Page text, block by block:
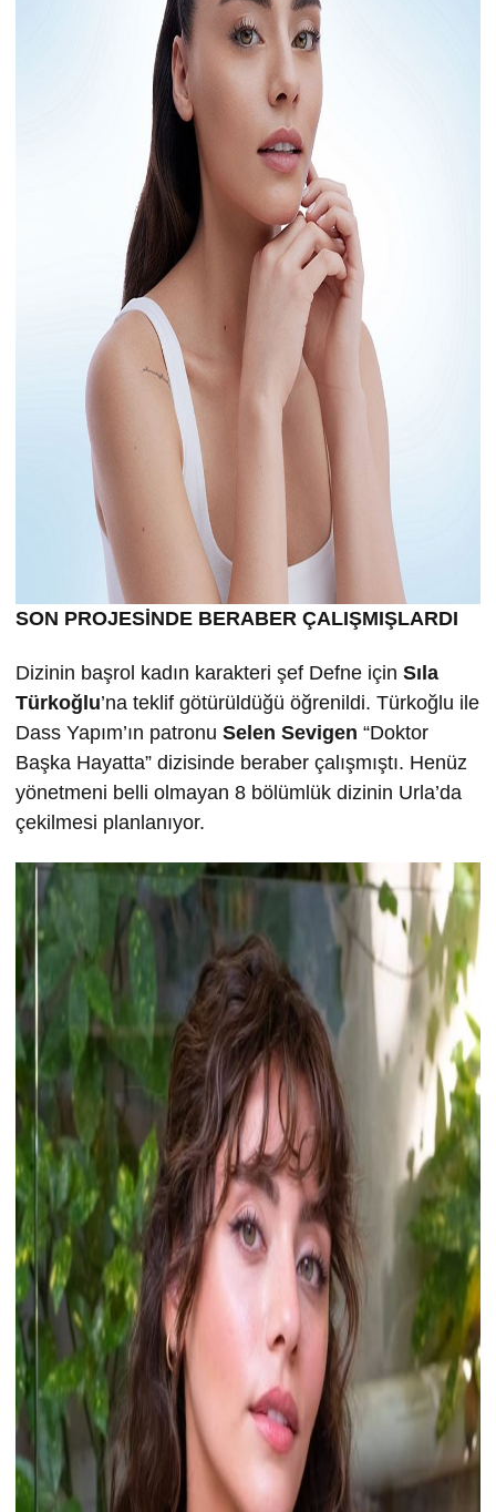
SON PROJESİNDE BERABER ÇALIŞMIŞLARDI
Dizinin başrol kadın karakteri şef Defne için Sıla
Türkoğlu’na teklif götürüldüğü öğrenildi. Türkoğlu ile
Dass Yapım’ın patronu Selen Sevigen “Doktor
Başka Hayatta” dizisinde beraber çalışmıştı. Henüz
yönetmeni belli olmayan 8 bölümlük dizinin Urla’da
çekilmesi planlanıyor.